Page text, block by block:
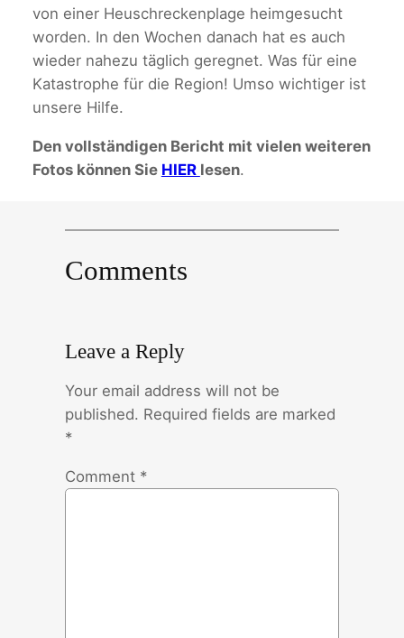
von einer Heuschreckenplage heimgesucht
worden. In den Wochen danach hat es auch
wieder nahezu täglich geregnet. Was für eine
Katastrophe für die Region! Umso wichtiger ist
unsere Hilfe.
Den vollständigen Bericht mit vielen weiteren
Fotos können Sie HIER lesen.
Comments
Leave a Reply
Your email address will not be
published. Required fields are marked
*
Comment *